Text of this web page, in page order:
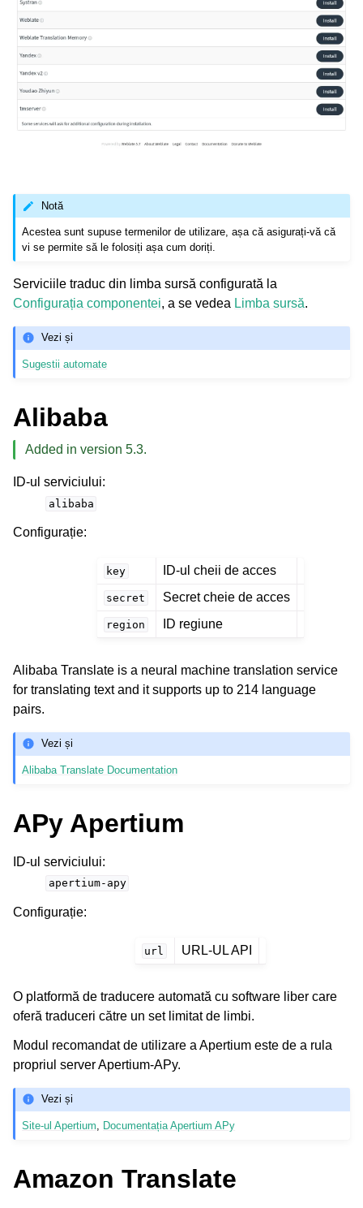
navigation of Instrucțiuni de configurare
Notă
Acestea sunt supuse termenilor de utilizare, așa că asigurați-vă că
vi se permite să le folosiți așa cum doriți.
Serviciile traduc din limba sursă configurată la
Configurația componentei, a se vedea Limba sursă.
Vezi și
Sugestii automate
Alibaba
Added in version 5.3.
ID-ul serviciului:
alibaba
Configurație:
key ID-ul cheii de acces
secret Secret cheie de acces
region ID regiune
Alibaba Translate is a neural machine translation service
for translating text and it supports up to 214 language
pairs.
Vezi și
Alibaba Translate Documentation
APy Apertium
ID-ul serviciului:
apertium-apy
Configurație:
url URL-UL API
O platformă de traducere automată cu software liber care
oferă traduceri către un set limitat de limbi.
Modul recomandat de utilizare a Apertium este de a rula
propriul server Apertium-APy.
Vezi și
Site-ul Apertium Documentația Apertium APy
Amazon Translate